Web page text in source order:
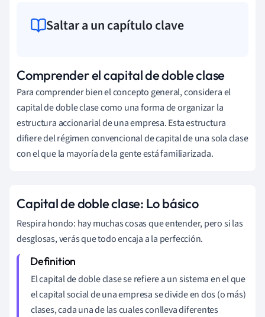
Saltar a un capítulo clave
Comprender el capital de doble clase
Para comprender bien el concepto general, considera el
capital de doble clase como una forma de organizar la
estructura accionarial de una empresa. Esta estructura
difiere del régimen convencional de capital de una sola clase
con el que la mayoría de la gente está familiarizada.
Capital de doble clase: Lo básico
Respira hondo: hay muchas cosas que entender, pero si las
desglosas, verás que todo encaja a la perfección.
El capital de doble clase se refiere a un sistema en el que
el capital social de una empresa se divide en dos (o más)
clases, cada una de las cuales conlleva diferentes